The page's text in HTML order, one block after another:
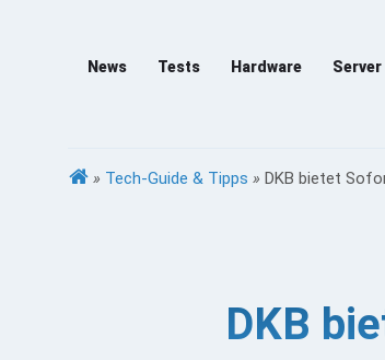
News Tests Hardware Server
» Tech-Guide & Tipps » DKB bietet
DKB